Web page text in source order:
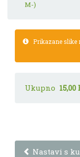
M-)
Prikazane slike
Ukupno 15,00
Nastavi s